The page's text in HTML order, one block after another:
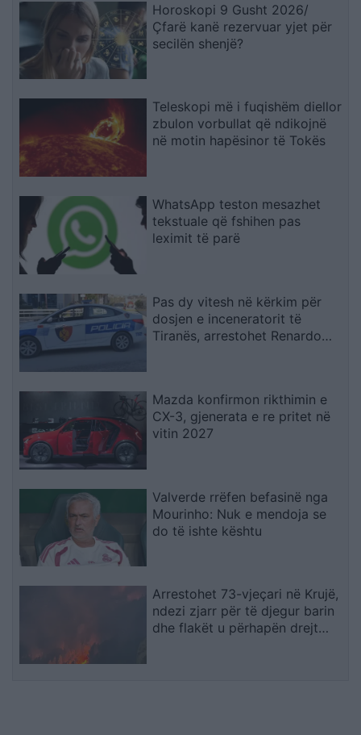
Horoskopi 9 Gusht 2026/
Çfarë kanë rezervuar yjet për
secilën shenjë?
Teleskopi më i fuqishëm diellor
zbulon vorbullat që ndikojnë
në motin hapësinor të Tokës
WhatsApp teston mesazhet
tekstuale që fshihen pas
leximit të parë
Pas dy vitesh në kërkim për
dosjen e inceneratorit të
Tiranës, arrestohet Renardo
Mazda konfirmon rikthimin e
CX-3, gjenerata e re pritet në
vitin 2027
Valverde rrëfen befasinë nga
Mourinho: Nuk e mendoja se
do të ishte kështu
Arrestohet 73-vjeçari në Krujë,
ndezi zjarr për të djegur barin
dhe flakët u përhapën drejt